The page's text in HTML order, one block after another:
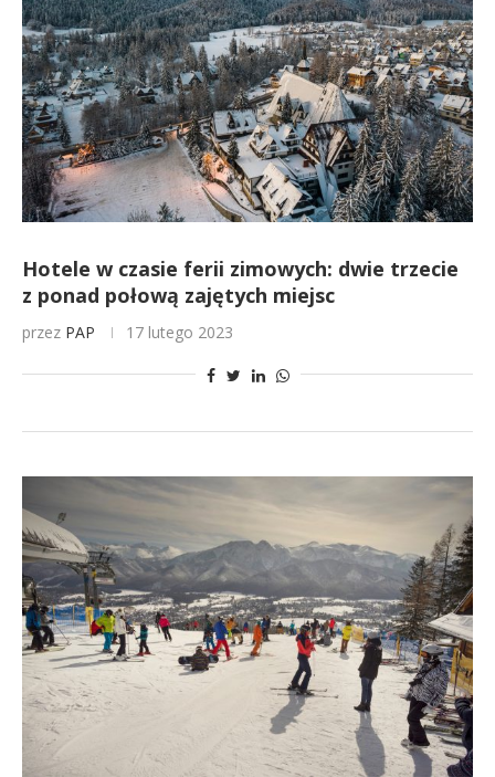
Hotele w czasie ferii zimowych: dwie trzecie
z ponad połową zajętych miejsc
przez PAP 17 lutego 2023